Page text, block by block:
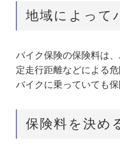
地域によって
バイク保険の保険料は
定走行距離などによる
バイクに乗っていても
保険料を決め